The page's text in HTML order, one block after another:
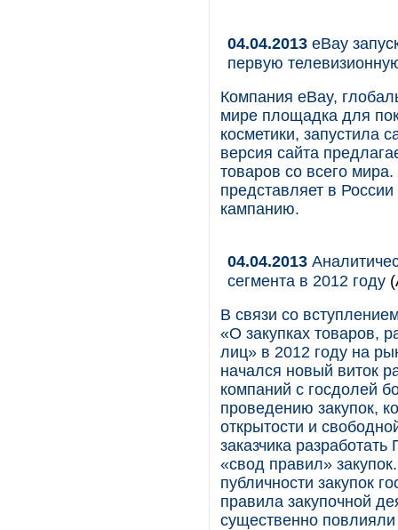
04.04.2013 eBay
первую
Компания eBay,
мире площадка для
косметики, запустила
версия сайта
товаров со всего
представляет в
кампанию.
04.04.2013
сегмента в 2012 году
В связи со
«О закупках товаров,
лиц» в 2012 году на
начался новый виток
компаний с госдолей
проведению закупок,
открытости и
заказчика
«свод правил»
публичности закупок
правила закупочной
существенно